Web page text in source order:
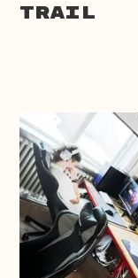
Trail